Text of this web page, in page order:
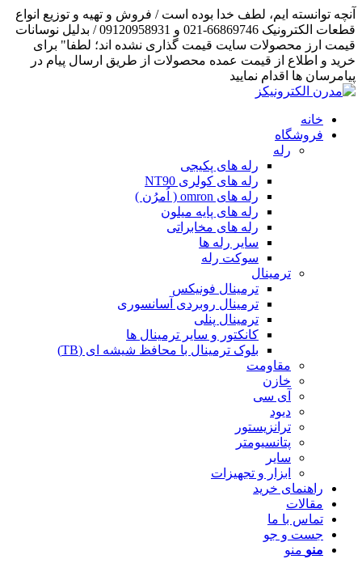
آنچه توانسته ایم، لطف خدا بوده است / فروش و تهیه و توزیع انواع
قطعات الکترونیک 66869746-021 و 09120958931 / بدلیل نوسانات
قیمت ارز محصولات سایت قیمت گذاری نشده اند؛ لطفا" برای
خرید و اطلاع از قیمت عمده محصولات از طریق ارسال پیام در
پیامرسان ها اقدام نمایید
خانه
فروشگاه
رله
رله های پکیجی
رله های کولری NT90
رله های omron ( اُمرُن )
رله های پایه میلون
رله های مخابراتی
سایر رله ها
سوکت رله
ترمینال
ترمینال فونیکس
ترمینال روبردی آسانسوری
ترمینال پنلی
کانکتور و سایر ترمینال ها
بلوک ترمینال با محافظ شیشه ای (TB)
مقاومت
خازن
آی سی
دیود
ترانزیستور
پتانسیومتر
سایر
ابزار و تجهیزات
راهنمای خرید
مقالات
تماس با ما
جست و جو
منو منو